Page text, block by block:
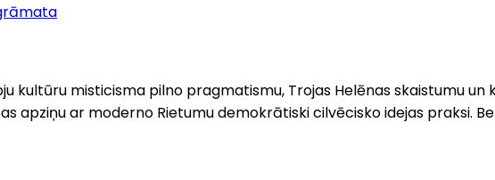
kultūru misticisma pilno pragmatismu, Trojas Helēnas skaistumu
apziņu ar moderno Rietumu demokrātiski cilvēcisko idejas praksi.